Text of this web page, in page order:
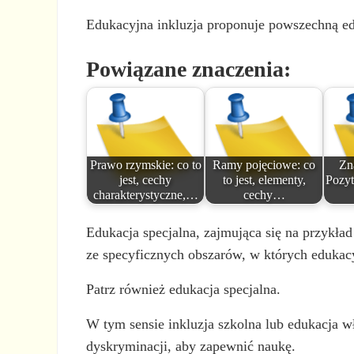
Edukacyjna inkluzja proponuje powszechną
Powiązane znaczenia:
Prawo rzymskie: co to
jest, cechy
charakterystyczne,…
Ramy pojęciowe: co
to jest, elementy,
cechy…
Edukacja specjalna, zajmująca się na
ze specyficznych obszarów, w których
Patrz również edukacja specjalna.
W tym sensie inkluzja szkolna lub edukacja
dyskryminacji, aby zapewnić naukę.